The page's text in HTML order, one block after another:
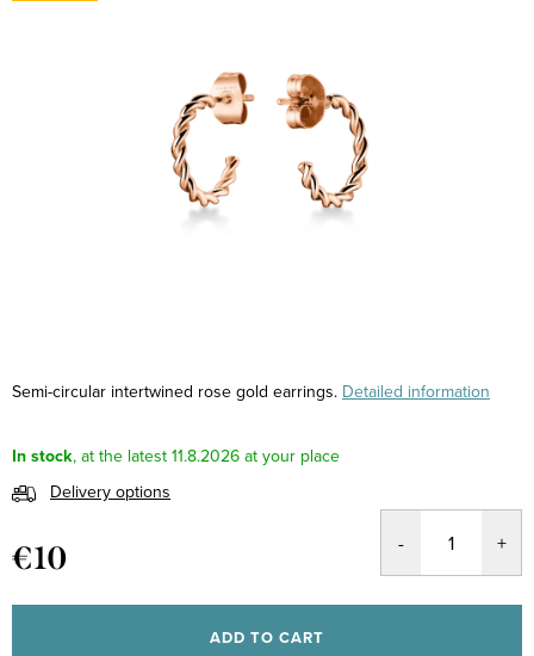
Semi-circular intertwined rose gold earrings. Detailed information
In stock
11.8.2026
Delivery options
€10
price:
ADD TO CART